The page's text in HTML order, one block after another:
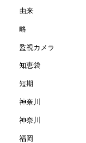
由来
略
監視カメラ
知恵袋
短期
神奈川
神奈川
福岡